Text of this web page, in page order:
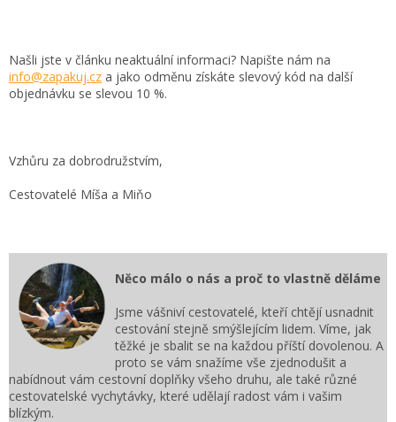
Našli jste v článku neaktuální informaci? Napište nám na
info@zapakuj.cz a jako odměnu získáte slevový kód na další
objednávku se slevou 10 %.
Vzhůru za dobrodružstvím,
Cestovatelé Míša a Miňo
Něco málo o nás a proč to vlastně děláme
Jsme vášniví cestovatelé, kteří chtějí usnadnit
cestování stejně smýšlejícím lidem. Víme, jak
těžké je sbalit se na každou příští dovolenou. A
proto se vám snažíme vše zjednodušit a
nabídnout vám cestovní doplňky všeho druhu, ale také různé
cestovatelské vychytávky, které udělají radost vám i vašim
blízkým.